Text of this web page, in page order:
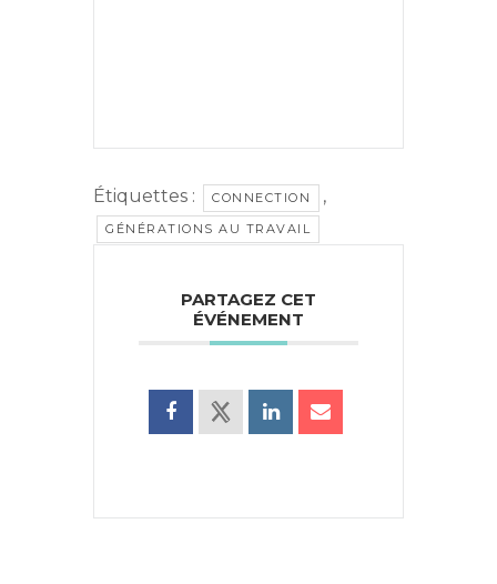
Étiquettes : CONNECTION ,
GÉNÉRATIONS AU TRAVAIL
PARTAGEZ CET
ÉVÉNEMENT